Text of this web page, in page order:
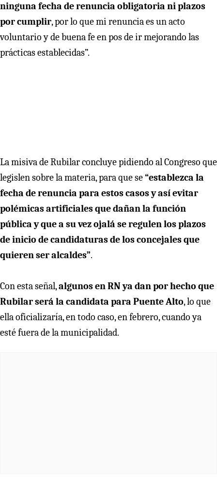
ninguna fecha de renuncia obligatoria ni plazos
por cumplir, por lo que mi renuncia es un acto
voluntario y de buena fe en pos de ir mejorando las
prácticas establecidas”.
La misiva de Rubilar concluye pidiendo al Congreso que
legislen sobre la materia, para que se“establezca la
fecha de renuncia para estos casos y así evitar
polémicas artificiales que dañan la función
pública y que a su vez ojalá se regulen los plazos
de inicio de candidaturas de los concejales que
quieren ser alcaldes”.
Con esta señal,algunos en RN ya dan por hecho que
Rubilar será la candidata para Puente Alto, lo que
ella oficializaría, en todo caso, en febrero, cuando ya
esté fuera de la municipalidad.